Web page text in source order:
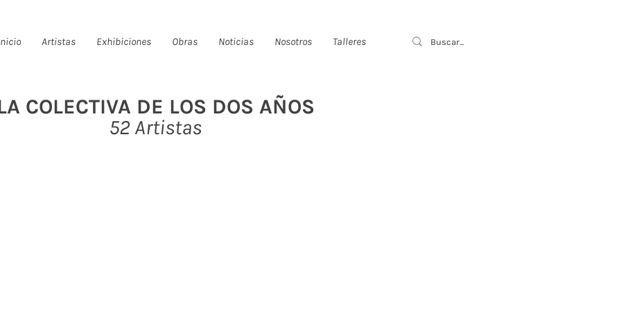
Artistas Exhibiciones Obras Noticias Nosotros Talleres
COLECTIVA DE LOS DOS AÑOS
52 Artistas